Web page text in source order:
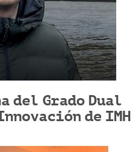
del Grado Dual
de IMH